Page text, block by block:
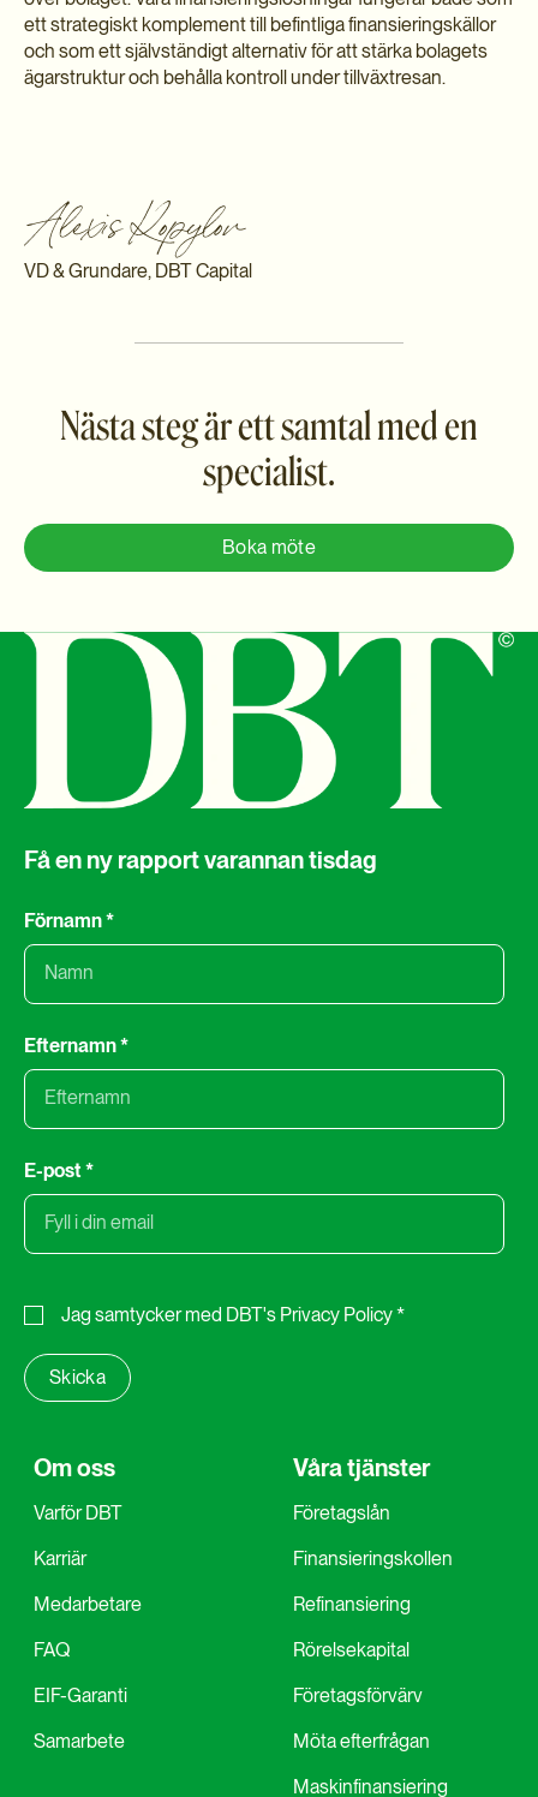
ett strategiskt komplement till befintliga finansieringskällor
och som ett självständigt alternativ för att stärka bolagets
ägarstruktur och behålla kontroll under tillväxtresan.
Alexis Kopylov
VD & Grundare, DBT Capital
Nästa steg är ett samtal med en
specialist.
Boka möte
Få en ny rapport varannan tisdag
Förnamn*
Efternamn*
E-post*
Jag samtycker med DBT's Privacy Policy*
Om oss
Varför DBT
Karriär
Medarbetare
FAQ
EIF-Garanti
Samarbete
Våra tjänster
Företagslån
Finansieringskollen
Refinansiering
Rörelsekapital
Företagsförvärv
Möta efterfrågan
Maskinfinansiering